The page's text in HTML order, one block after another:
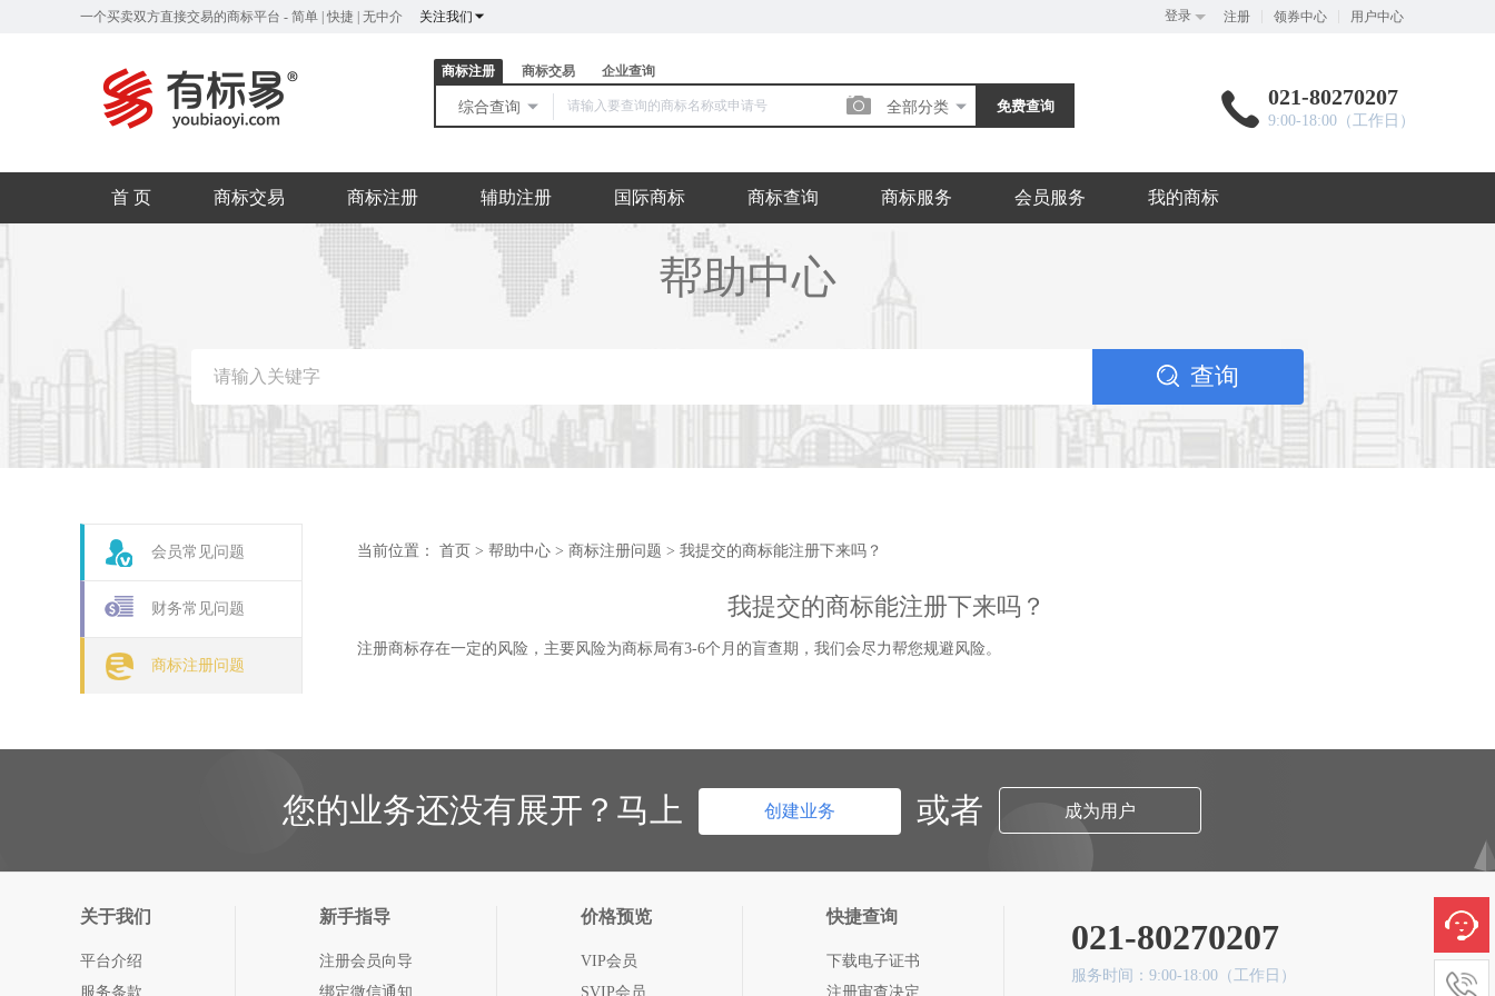
一个买卖双方直接交易的商标平台 - 简单 | 快捷 | 无中介 关注我们 登录 注册 领券中心 用户中心
商标注册 商标交易 企业查询
综合查询   全部分类  免费查询  021-80270207
9:00-18:00（工作日）
首 页 商标交易 商标注册 辅助注册 国际商标 商标查询 商标服务 会员服务 我的商标
帮助中心
查询
会员常见问题
财务常见问题
商标注册问题
当前位置： 首页 > 帮助中心 > 商标注册问题 > 我提交的商标能注册下来吗？
我提交的商标能注册下来吗？
注册商标存在一定的风险，主要风险为商标局有3-6个月的盲查期，我们会尽力帮您规避风险。
您的业务还没有展开？马上 创建业务 或者 成为用户
关于我们
平台介绍
服务条款
新手指导
注册会员向导
绑定微信通知
价格预览
VIP会员
SVIP会员
快捷查询
下载电子证书
注册审查决定
021-80270207
服务时间：9:00-18:00（工作日）